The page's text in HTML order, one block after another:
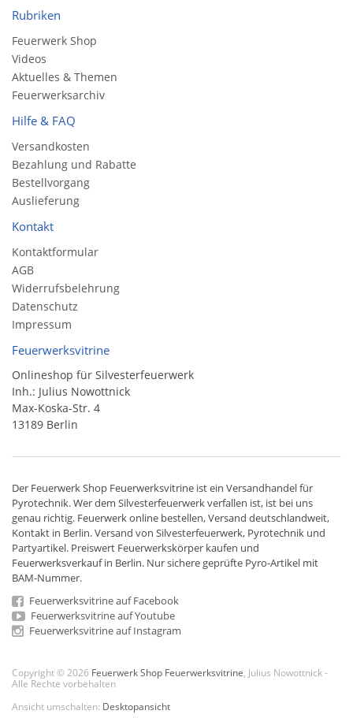
Rubriken
Feuerwerk Shop
Videos
Aktuelles & Themen
Feuerwerksarchiv
Hilfe & FAQ
Versandkosten
Bezahlung und Rabatte
Bestellvorgang
Auslieferung
Kontakt
Kontaktformular
AGB
Widerrufsbelehrung
Datenschutz
Impressum
Feuerwerksvitrine
Onlineshop für Silvesterfeuerwerk
Inh.: Julius Nowottnick
Max-Koska-Str. 4
13189 Berlin
Der Feuerwerk Shop Feuerwerksvitrine ist ein Versandhandelfür
Pyrotechnik. Wer dem Silvesterfeuerwerk verfallen ist, ist bei uns
genau richtig. Feuerwerk online bestellen,Versand deutschlandweit,
Kontakt in Berlin. Versand von Silvesterfeuerwerk, Pyrotechnik und
Partyartikel. Preiswert Feuerwerkskörper kaufen und
Feuerwerksverkauf in Berlin. Nur sichere geprüfte Pyro-Artikel mit
BAM-Nummer.
Feuerwerksvitrine auf Facebook
Feuerwerksvitrine auf Youtube
Feuerwerksvitrine auf Instagram
Copyright © 2026 Feuerwerk Shop Feuerwerksvitrine , Julius Nowottnick -
Alle Rechte vorbehalten
Ansicht umschalten: Desktopansicht